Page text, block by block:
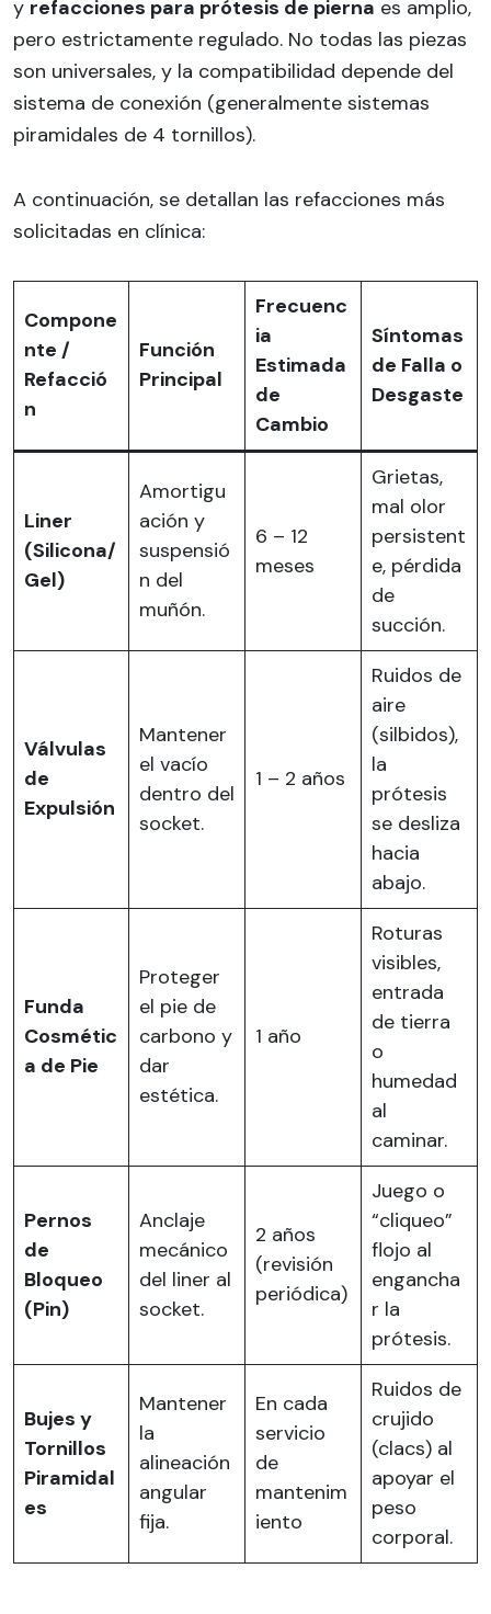
y refacciones para prótesis de pierna es amplio,
pero estrictamente regulado. No todas las piezas
son universales, y la compatibilidad depende del
sistema de conexión (generalmente sistemas
piramidales de 4 tornillos).
A continuación, se detallan las refacciones más
solicitadas en clínica:
Compone
nte /
Refacció
n
Función
Principal
Frecuenc
ia
Estimada
de
Cambio
Síntomas
de Falla o
Desgaste
Liner
(Silicona/
Gel)
Amortigu
ación y
suspensió
n del
muñón.
6 – 12
meses
Grietas,
mal olor
persistent
e, pérdida
de
succión.
Válvulas
de
Expulsión
Mantener
el vacío
dentro del
socket.
1 – 2 años
Ruidos de
aire
(silbidos),
la
prótesis
se desliza
hacia
abajo.
Funda
Cosmétic
a de Pie
Proteger
el pie de
carbono y
dar
estética.
1 año
Roturas
visibles,
entrada
de tierra
o
humedad
al
caminar.
Pernos
de
Bloqueo
(Pin)
Anclaje
mecánico
del liner al
socket.
2 años
(revisión
periódica)
Juego o
“cliqueo”
flojo al
engancha
r la
prótesis.
Bujes y
Tornillos
Piramidal
es
Mantener
la
alineación
angular
fija.
En cada
servicio
de
mantenim
iento
Ruidos de
crujido
(clacs) al
apoyar el
peso
corporal.